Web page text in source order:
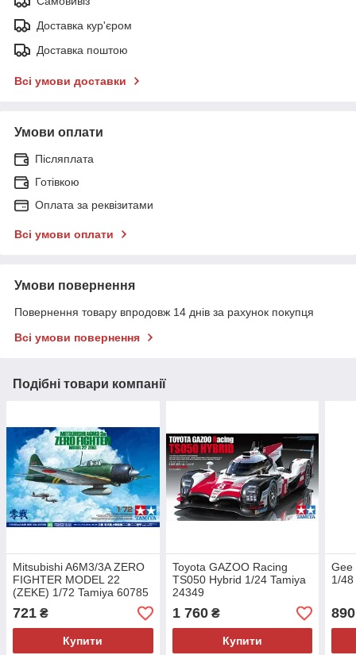
Доставка кур'єром
Доставка поштою
Всі умови доставки
Умови оплати
Післяплата
Готівкою
Оплата за реквізитами
Всі умови оплати
Умови повернення
Повернення товару впродовж 14 днів за рахунок покупця
Всі умови повернення
Подібні товари компанії
Mitsubishi A6M3/3A ZERO
FIGHTER MODEL 22
(ZEKE) 1/72 Tamiya 60785
721 ₴
Купити
Toyota GAZOO Racing
TS050 Hybrid 1/24 Tamiya
24349
1 760₴
Купити
Gee
1/48
890